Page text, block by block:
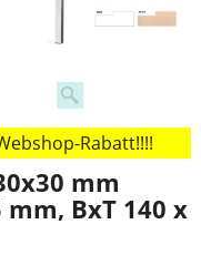
Rabatt!!!!
mm
BxT 140 x